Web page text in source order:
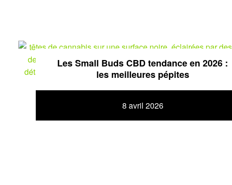
Les Small Buds CBD tendance en 2026 :
les meilleures pépites
8 avril 2026